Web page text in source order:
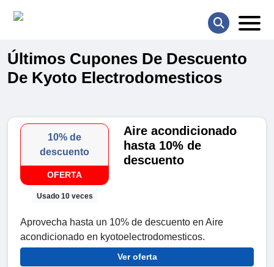
Últimos Cupones De Descuento
De Kyoto Electrodomesticos
10% de
descuento
OFERTA
Usado 10 veces
Aire acondicionado
hasta 10% de
descuento
Aprovecha hasta un 10% de descuento en Aire
acondicionado en kyotoelectrodomesticos.
Ver oferta